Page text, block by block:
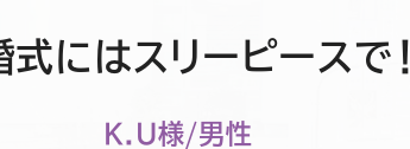
式にはスリーピースで！
K.U様/男性